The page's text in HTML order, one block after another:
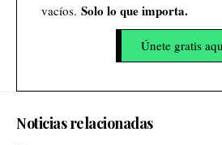
vacíos. Solo lo que importa.
Únete gratis
Noticias relacionadas